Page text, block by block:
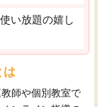
い放題の嬉し
は
師や個別教室で